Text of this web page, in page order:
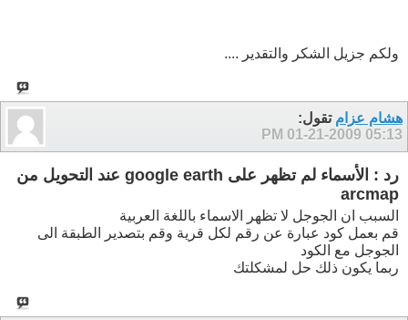
ولكم جزيل الشكر والتقدير ....
هشام عزام تقول:
01-21-2009 05:13 PM
رد : الأسماء لم تظهر على google earth عند التحويل من
arcmap
السبب ان الجوجل لا تظهر الاسماء باللغة العربية
قم بعمل كود عبارة عن رقم لكل قرية وقم بتصدير الطبقة الى
الجوجل مع الكود
ربما يكون ذلك حل لمشكلتك